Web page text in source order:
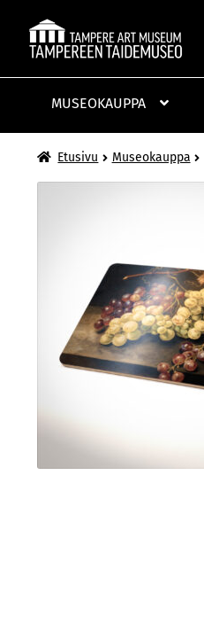
Siirry
Siirry
MUSEOKAUPPA
Etusivu Museokauppa